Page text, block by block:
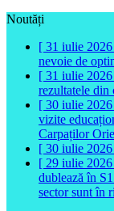
Noutăți
[ 31 iulie
nevoie de
[ 31 iulie
rezultatele din
[ 30 iulie
vizite
Carpaților
[ 30 iulie
[ 29 iulie
dublează în
sector sunt în